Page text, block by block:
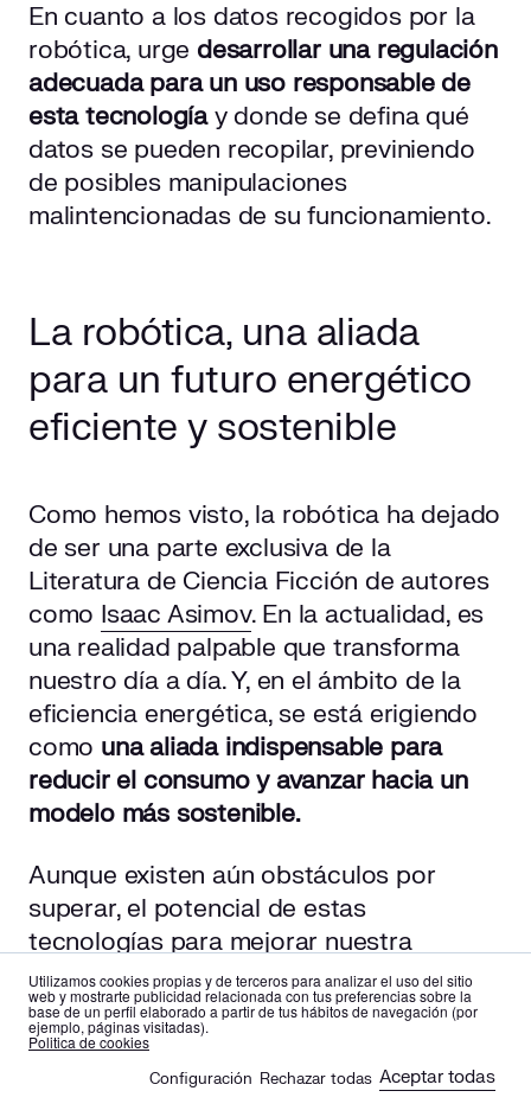
Utilizamos cookies propias y de terceros para analizar el uso del sitio
web y mostrarte publicidad relacionada con tus preferencias sobre la
base de un perfil elaborado a partir de tus hábitos de navegación (por
ejemplo, páginas visitadas).
Politica de cookies
Configuración Aceptar todas
Rechazar todas
es en
En cuanto a los datos recogidos por la
robótica, urge desarrollar una regulación
adecuada para un uso responsable de
esta tecnologíay donde se defina qué
datos se pueden recopilar, previniendo
de posibles manipulaciones
malintencionadas de su funcionamiento.
La robótica, una aliada
para un futuro energético
eficiente y sostenible
Como hemos visto, la robótica ha dejado
de ser una parte exclusiva de la
Literatura de Ciencia Ficción de autores
como Isaac Asimov. En la actualidad, es
una realidad palpable que transforma
nuestro día a día. Y, en el ámbito de la
eficiencia energética, se está erigiendo
como una aliada indispensable para
reducir el consumo y avanzar hacia un
modelo más sostenible.
Aunque existen aún obstáculos por
superar, el potencial de estas
tecnologías para mejorar nuestra
relación con la energía y disminuir el
impacto ambiental es imponente. Si
conseguimos sortear los desafíos de los
que hemos hablado, estas soluciones